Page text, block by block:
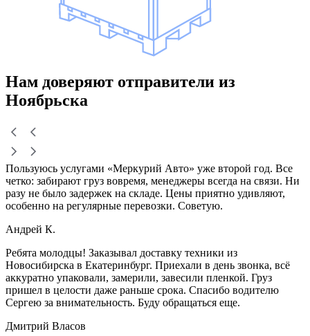
Нам доверяют отправители из
Ноябрьска
Пользуюсь услугами «Меркурий Авто» уже второй год. Все
четко: забирают груз вовремя, менеджеры всегда на связи. Ни
разу не было задержек на складе. Цены приятно удивляют,
особенно на регулярные перевозки. Советую.
Андрей К.
Ребята молодцы! Заказывал доставку техники из
Новосибирска в Екатеринбург. Приехали в день звонка, всё
аккуратно упаковали, замерили, завесили пленкой. Груз
пришел в целости даже раньше срока. Спасибо водителю
Сергею за внимательность. Буду обращаться еще.
Дмитрий Власов